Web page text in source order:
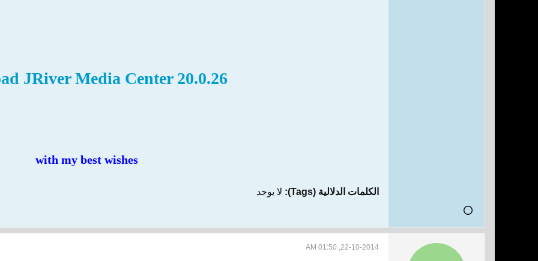
JRiver Media Center 20.0.26
with my best wishes
الكلمات الدلالية (Tags): لا يوجد
22-10-2014, 01:50 AM